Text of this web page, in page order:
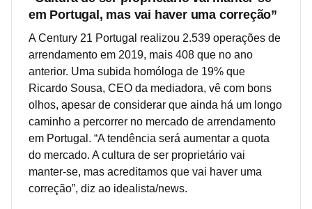
em Portugal, mas vai haver uma correção”
A Century 21 Portugal realizou 2.539 operações de
arrendamento em 2019, mais 408 que no ano
anterior. Uma subida homóloga de 19% que
Ricardo Sousa, CEO da mediadora, vê com bons
olhos, apesar de considerar que ainda há um longo
caminho a percorrer no mercado de arrendamento
em Portugal. “A tendência será aumentar a quota
do mercado. A cultura de ser proprietário vai
manter-se, mas acreditamos que vai haver uma
correção”, diz ao idealista/news.